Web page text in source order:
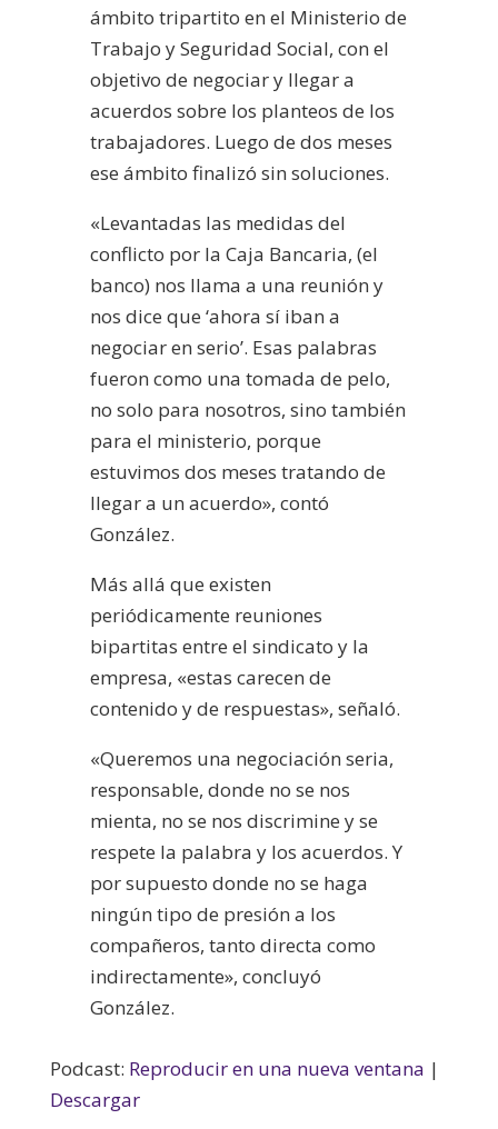
ámbito tripartito en el Ministerio de
Trabajo y Seguridad Social, con el
objetivo de negociar y llegar a
acuerdos sobre los planteos de los
trabajadores. Luego de dos meses
ese ámbito finalizó sin soluciones.
«Levantadas las medidas del
conflicto por la Caja Bancaria, (el
banco) nos llama a una reunión y
nos dice que ‘ahora sí iban a
negociar en serio’. Esas palabras
fueron como una tomada de pelo,
no solo para nosotros, sino también
para el ministerio, porque
estuvimos dos meses tratando de
llegar a un acuerdo», contó
González.
Más allá que existen
periódicamente reuniones
bipartitas entre el sindicato y la
empresa, «estas carecen de
contenido y de respuestas», señaló.
«Queremos una negociación seria,
responsable, donde no se nos
mienta, no se nos discrimine y se
respete la palabra y los acuerdos. Y
por supuesto donde no se haga
ningún tipo de presión a los
compañeros, tanto directa como
indirectamente», concluyó
González.
Podcast: Reproducir en una nueva ventana |
Descargar